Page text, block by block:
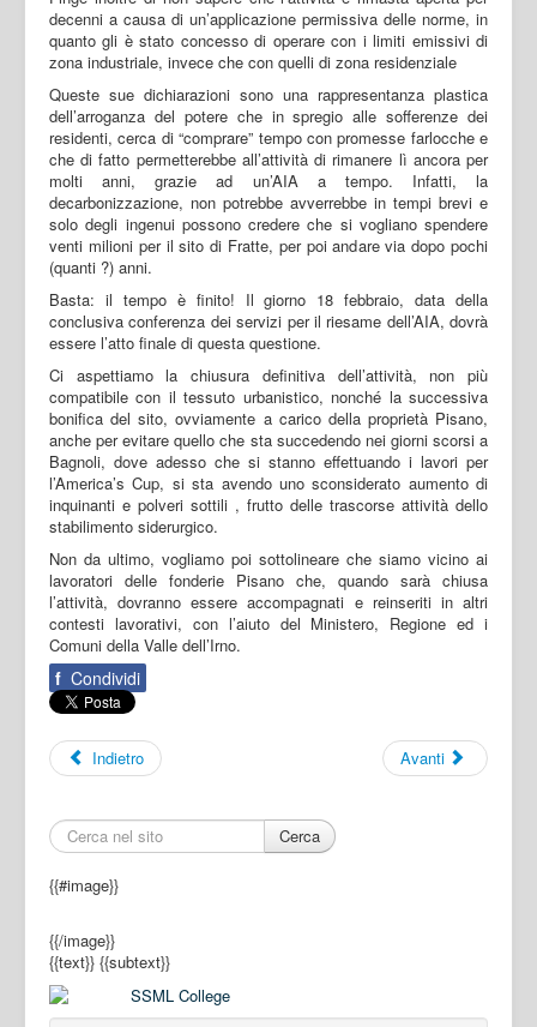
decenni a causa di un’applicazione permissiva delle norme, in
quanto gli è stato concesso di operare con i limiti emissivi di
zona industriale, invece che con quelli di zona residenziale
Queste sue dichiarazioni sono una rappresentanza plastica
dell’arroganza del potere che in spregio alle sofferenze dei
residenti, cerca di “comprare” tempo con promesse farlocche e
che di fatto permetterebbe all’attività di rimanere lì ancora per
molti anni, grazie ad un’AIA a tempo. Infatti, la
decarbonizzazione, non potrebbe avverrebbe in tempi brevi e
solo degli ingenui possono credere che si vogliano spendere
venti milioni per il sito di Fratte, per poi andare via dopo pochi
(quanti ?) anni.
Basta: il tempo è finito! Il giorno 18 febbraio, data della
conclusiva conferenza dei servizi per il riesame dell’AIA, dovrà
essere l’atto finale di questa questione.
Ci aspettiamo la chiusura definitiva dell’attività, non più
compatibile con il tessuto urbanistico, nonché la successiva
bonifica del sito, ovviamente a carico della proprietà Pisano,
anche per evitare quello che sta succedendo nei giorni scorsi a
Bagnoli, dove adesso che si stanno effettuando i lavori per
l’America’s Cup, si sta avendo uno sconsiderato aumento di
inquinanti e polveri sottili , frutto delle trascorse attività dello
stabilimento siderurgico.
Non da ultimo, vogliamo poi sottolineare che siamo vicino ai
lavoratori delle fonderie Pisano che, quando sarà chiusa
l’attività, dovranno essere accompagnati e reinseriti in altri
contesti lavorativi, con l’aiuto del Ministero, Regione ed i
Comuni della Valle dell’Irno.
f Condividi
Indietro Avanti
Cerca
{{#image}}
{{/image}}
{{text}} {{subtext}}